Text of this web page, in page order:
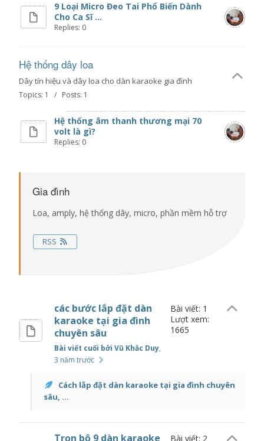
9 Loại Micro Đeo Tai Phổ Biến Dành
Cho Ca Sĩ ...
Replies: 0
Hệ thống dây loa
Dây tín hiệu và dây loa cho dàn karaoke gia đình
Topics: 1 / Posts: 1
Hệ thống âm thanh thương mại 70
volt là gì?
Replies: 0
Gia đình
Loa, amply, hệ thống dây, micro, phần mềm hỗ trợ
RSS
các bước lắp đặt dàn
karaoke tại gia đình
chuyên sâu
Bài viết cuối bởi Vũ Khắc Duy,
3 năm trước
Bài viết: 1
Lượt xem:
1665
Cách lắp đặt dàn karaoke tại gia đình chuyên
sâu, ...
Trọn bộ 9 dàn karaoke Bài viết: 2